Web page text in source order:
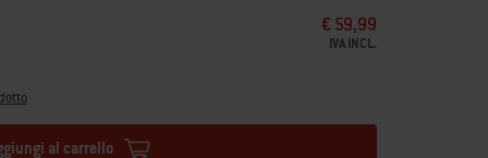
€ 59,99
IVA INCL.
al carrello